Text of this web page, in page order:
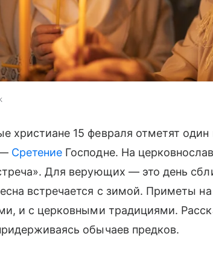
христиане 15 февраля отметят
Сретение Господне. На
Для верующих — это день
встречается с зимой. Приметы
и с церковными традициями.
обычаев предков.